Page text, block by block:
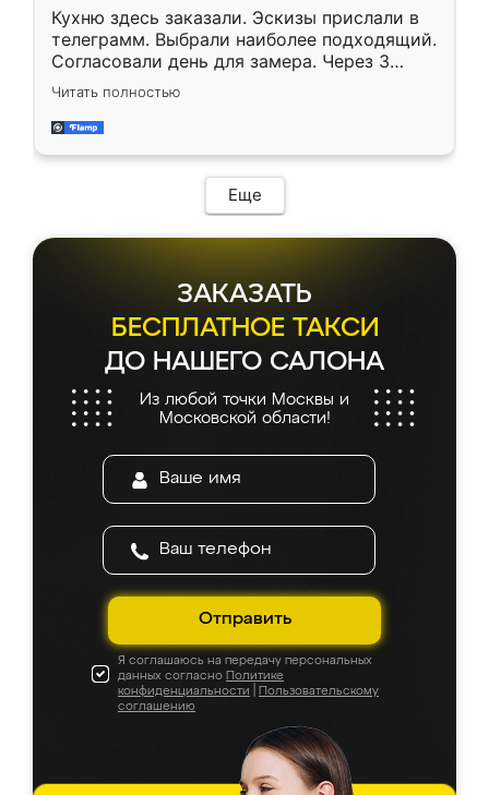
Кухню здесь заказали. Эскизы прислали в
телеграмм. Выбрали наиболее подходящий.
Согласовали день для замера. Через 3
недели кухня была уже готова. Остались
довольны работой. Спасибо Ренессанс
мебель за качественную работу!
Читать полностью
Еще
ЗАКАЗАТЬ
БЕСПЛАТНОЕ ТАКСИ
ДО НАШЕГО САЛОНА
Из любой точки Москвы и
Московской области!
Отправить
Я соглашаюсь на передачу персональных
данных согласно Политике
конфиденциальности
Пользовательскому
соглашению